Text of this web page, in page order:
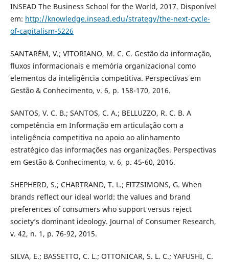
INSEAD The Business School for the World, 2017. Disponível
em: http://knowledge.insead.edu/strategy/the-next-cycle-
of-capitalism-5226
SANTARÉM, V.; VITORIANO, M. C. C. Gestão da informação,
fluxos informacionais e memória organizacional como
elementos da inteligência competitiva. Perspectivas em
Gestão & Conhecimento, v. 6, p. 158-170, 2016.
SANTOS, V. C. B.; SANTOS, C. A.; BELLUZZO, R. C. B. A
competência em Informação em articulação com a
inteligência competitiva no apoio ao alinhamento
estratégico das informações nas organizações. Perspectivas
em Gestão & Conhecimento, v. 6, p. 45-60, 2016.
SHEPHERD, S.; CHARTRAND, T. L.; FITZSIMONS, G. When
brands reflect our ideal world: the values and brand
preferences of consumers who support versus reject
society’s dominant ideology. Journal of Consumer Research,
v. 42, n. 1, p. 76-92, 2015.
SILVA, E.; BASSETTO, C. L.; OTTONICAR, S. L. C.; YAFUSHI, C.